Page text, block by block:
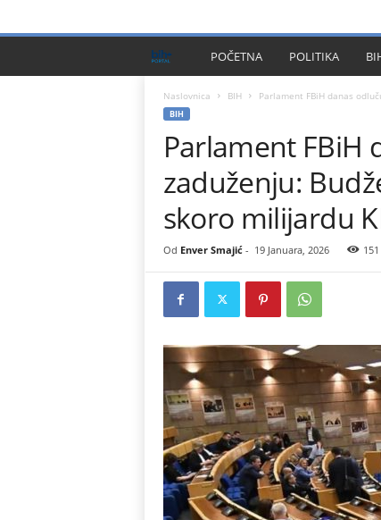
I
P
l
u
POČETNA POLITIKA
Naslovnica BIH Parlament FBiH danas
BIH
Parlament FBiH
zaduženju:
skoro milijardu
Od Enver Smajić- 19 Januara, 2026 151